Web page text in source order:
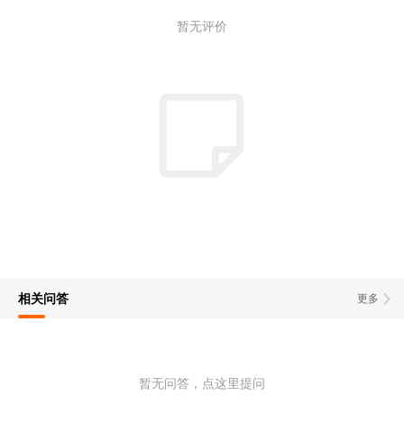
暂无评价
更多
相关问答
暂无问答，点这里提问